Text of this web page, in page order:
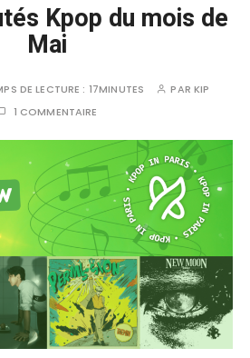
Kpop du mois de
Mai
DE LECTURE : 17MINUTES PARKIP
1 COMMENTAIRE